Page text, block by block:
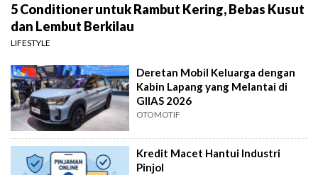
5 Conditioner untuk Rambut Kering, Bebas Kusut
dan Lembut Berkilau
LIFESTYLE
Deretan Mobil Keluarga dengan
Kabin Lapang yang Melantai di
GIIAS 2026
OTOMOTIF
Kredit Macet Hantui Industri
Pinjol